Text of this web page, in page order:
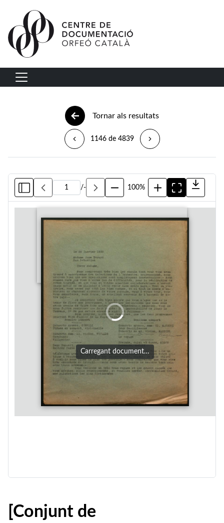
Vés al contingut
Navegació principal
Tornar als resultats
1146 de 4839
/- 100%
Carregant document…
[Conjunt de